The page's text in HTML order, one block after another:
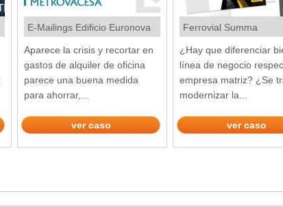
E-Mailings Edificio Euronova
Aparece la crisis y recortar en
gastos de alquiler de oficina
parece una buena medida
para ahorrar,...
ver caso
Ferrovial Summa
¿Hay que diferenciar
línea de negocio
empresa matriz? ¿Se
modernizar la...
ver caso